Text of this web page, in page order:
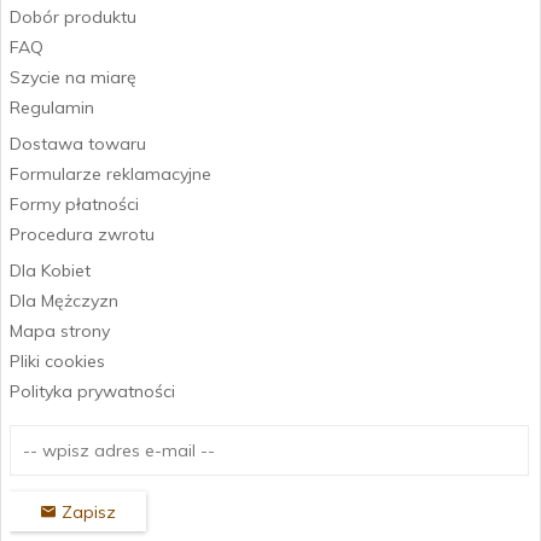
Dobór produktu
FAQ
Szycie na miarę
Regulamin
Dostawa towaru
Formularze reklamacyjne
Formy płatności
Procedura zwrotu
Dla Kobiet
Dla Mężczyzn
Mapa strony
Pliki cookies
Polityka prywatności
Zapisz